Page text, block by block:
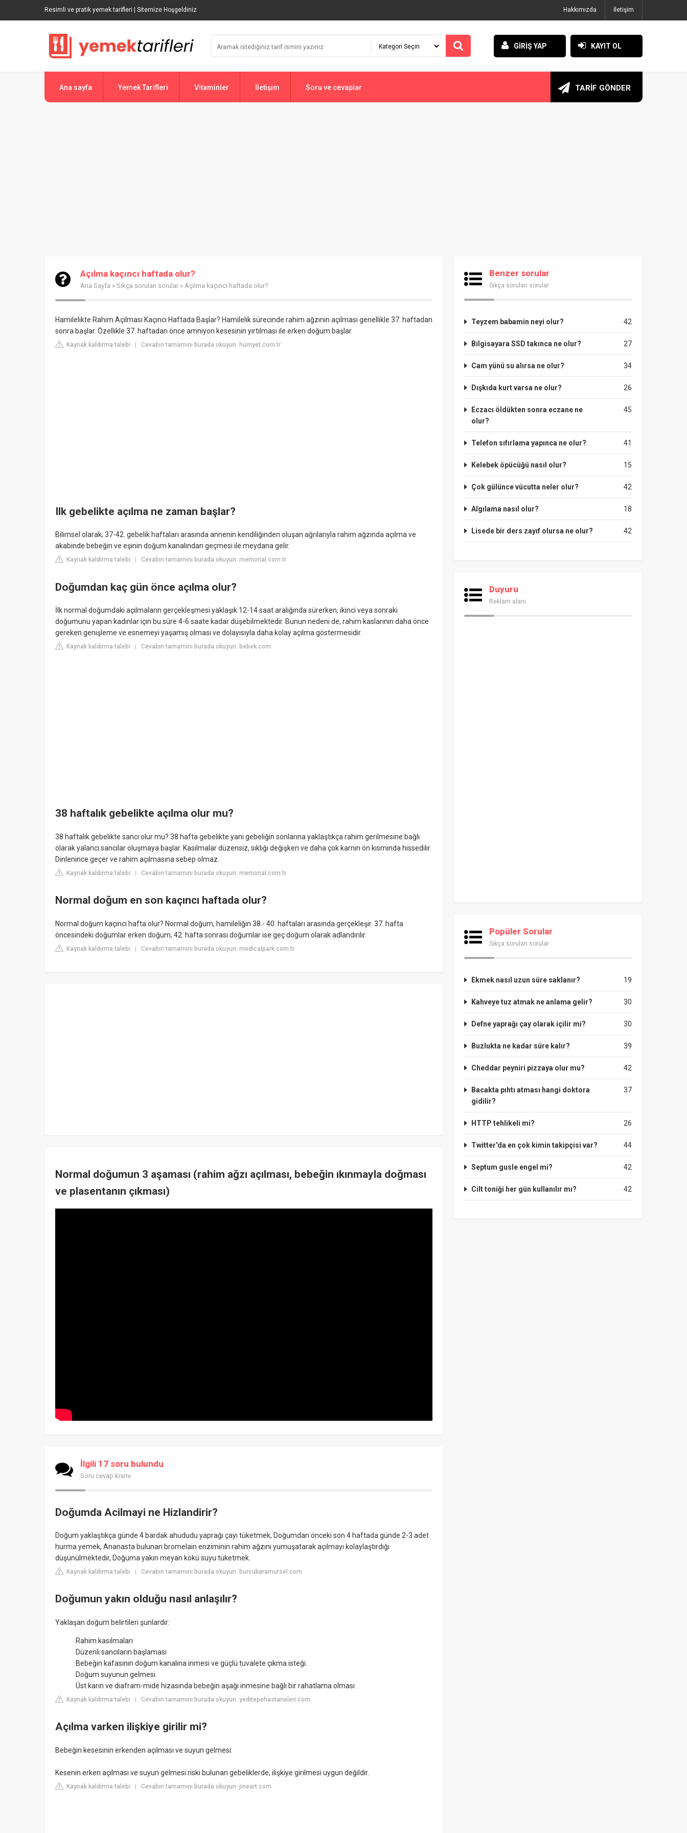
Resimli ve pratik yemek tarifleri | Sitemize Hoşgeldiniz Hakkımızda İletişim
GİRİŞ YAP KAYIT OL
Ana sayfa Yemek Tarifleri Vitaminler İletişim Soru ve cevaplar TARİF GÖNDER
Açılma kaçıncı haftada olur?
Ana Sayfa » Sıkça sorulan sorular » Açılma kaçıncı haftada olur?
Hamilelikte Rahim Açılması Kaçıncı Haftada Başlar? Hamilelik sürecinde rahim ağzının açılması genellikle 37. haftadan
sonra başlar. Özellikle 37. haftadan önce amniyon kesesinin yırtılması ile erken doğum başlar.
Kaynak kaldırma talebi | Cevabın tamamını burada okuyun: hurriyet.com.tr
Ilk gebelikte açılma ne zaman başlar?
Bilimsel olarak; 37-42. gebelik haftaları arasında annenin kendiliğinden oluşan ağrılarıyla rahim ağzında açılma ve
akabinde bebeğin ve eşinin doğum kanalından geçmesi ile meydana gelir.
Kaynak kaldırma talebi Cevabın tamamını burada okuyun: memorial.com.tr
Doğumdan kaç gün önce açılma olur?
İlk normal doğumdaki açılmaların gerçekleşmesi yaklaşık 12-14 saat aralığında sürerken, ikinci veya sonraki
doğumunu yapan kadınlar için bu süre 4-6 saate kadar düşebilmektedir. Bunun nedeni de, rahim kaslarının daha önce
gereken genişleme ve esnemeyi yaşamış olması ve dolayısıyla daha kolay açılma göstermesidir.
Kaynak kaldırma talebi Cevabın tamamını burada okuyun: bebek.com
38 haftalık gebelikte açılma olur mu?
38 haftalık gebelikte sancı olur mu? 38 hafta gebelikte yani gebeliğin sonlarına yaklaştıkça rahim gerilmesine bağlı
olarak yalancı sancılar oluşmaya başlar. Kasılmalar düzensiz, sıklığı değişken ve daha çok karnın ön kısmında hissedilir.
Dinlenince geçer ve rahim açılmasına sebep olmaz.
Kaynak kaldırma talebi | Cevabın tamamını burada okuyun: memorial.com.tr
Normal doğum en son kaçıncı haftada olur?
Normal doğum kaçıncı hafta olur? Normal doğum, hamileliğin 38.- 40. haftaları arasında gerçekleşir. 37. hafta
öncesindeki doğumlar erken doğum, 42. hafta sonrası doğumlar ise geç doğum olarak adlandırılır.
Kaynak kaldırma talebi | Cevabın tamamını burada okuyun: medicalpark.com.tr
Normal doğumun 3 aşaması (rahim ağzı açılması, bebeğin ıkınmayla doğması
ve plasentanın çıkması)
İlgili 17 soru bulundu
Soru cevap kısmı
Doğumda Acilmayi ne Hizlandirir?
Doğum yaklaştıkça günde 4 bardak ahududu yaprağı çayı tüketmek, Doğumdan önceki son 4 haftada günde 2-3 adet
hurma yemek, Ananasta bulunan bromelain enziminin rahim ağzını yumuşatarak açılmayı kolaylaştırdığı
düşünülmektedir, Doğuma yakın meyan kökü suyu tüketmek.
Kaynak kaldırma talebi | Cevabın tamamını burada okuyun: burcukaramursel.com
Doğumun yakın olduğu nasıl anlaşılır?
Yaklaşan doğum belirtileri şunlardır:
Rahim kasılmaları
Düzenli sancıların başlaması
Bebeğin kafasının doğum kanalına inmesi ve güçlü tuvalete çıkma isteği.
Doğum suyunun gelmesi.
Üst karın ve diafram-mide hizasında bebeğin aşağı inmesine bağlı bir rahatlama olması
Kaynak kaldırma talebi | Cevabın tamamını burada okuyun: yeditepehastaneleri.com
Açılma varken ilişkiye girilir mi?
Bebeğin kesesinin erkenden açılması ve suyun gelmesi:
Kesenin erken açılması ve suyun gelmesi riski bulunan gebeliklerde, ilişkiye girilmesi uygun değildir.
Kaynak kaldırma talebi | Cevabın tamamını burada okuyun: jineart.com
Benzer sorular
Sıkça sorulan sorular
42
Teyzem babamin neyi olur?
27
Bilgisayara SSD takınca ne olur?
34
Cam yünü su alırsa ne olur?
26
Dışkıda kurt varsa ne olur?
45
Eczacı öldükten sonra eczane ne
olur?
41
Telefon sıfırlama yapınca ne olur?
15
Kelebek öpücüğü nasıl olur?
42
Çok gülünce vücutta neler olur?
18
Algılama nasıl olur?
42
Lisede bir ders zayıf olursa ne olur?
Duyuru
Reklam alanı
Popüler Sorular
Sıkça sorulan sorular
19
Ekmek nasıl uzun süre saklanır?
30
Kahveye tuz atmak ne anlama gelir?
30
Defne yaprağı çay olarak içilir mi?
39
Buzlukta ne kadar süre kalır?
42
Cheddar peyniri pizzaya olur mu?
37
Bacakta pıhtı atması hangi doktora
gidilir?
26
HTTP tehlikeli mi?
44
Twitter'da en çok kimin takipçisi var?
42
Septum gusle engel mi?
42
Cilt toniği her gün kullanılır mı?